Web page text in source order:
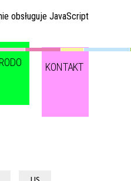
obsługuje JavaScript
RODO KONTAKT